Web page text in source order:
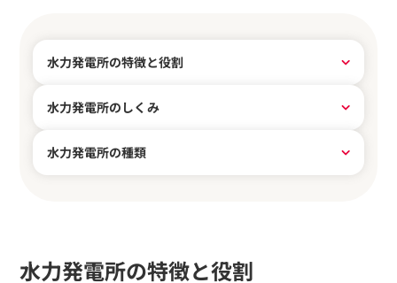
水力発電所の特徴と役割
水力発電所のしくみ
水力発電所の種類
水力発電所の特徴と役割